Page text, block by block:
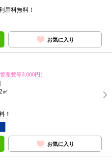
用料無料！
お気に入り
管理費等3,000円）
㎡
！
お気に入り